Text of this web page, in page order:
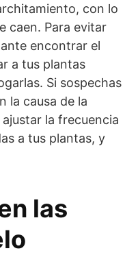
con lo
caen. Para evitar
encontrar el
a tus plantas
Si sospechas
la causa de la
la frecuencia
a tus plantas, y
las